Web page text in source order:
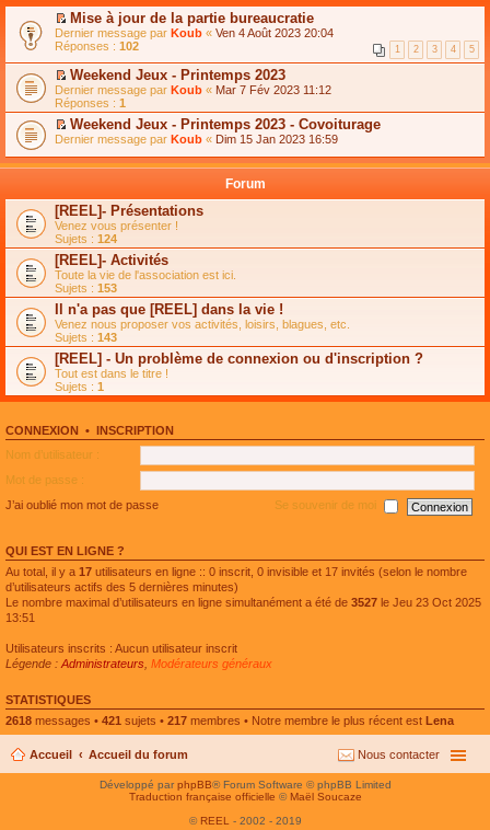
C
o
n
s
u
l
t
e
r
l
e
s
s
a
g
e
n
o
n
l
u
l
e
p
l
u
s
é
c
e
n
t
Mise à jour de la partie bureaucratie
Dernier message par Koub « Ven 4 Août 2023 20:04
Réponses : 102 1 2 3 4 5
C
o
n
s
u
t
l
e
m
e
s
s
a
g
e
n
o
n
l
u
l
e
l
u
s
é
e
Weekend Jeux - Printemps 2023
Dernier message par Koub « Mar 7 Fév 2023 11:12
Réponses : 1
C
n
l
t
e
r
l
e
m
e
s
s
a
g
e
n
o
n
u
l
e
l
s
e
n
t
Weekend Jeux - Printemps 2023 - Covoiturage
Dernier message par Koub « Dim 15 Jan 2023 16:59
Forum
[REEL]- Présentations
Venez vous présenter !
Sujets : 124
[REEL]- Activités
Toute la vie de l'association est ici.
Sujets : 153
Il n'a pas que [REEL] dans la vie !
Venez nous proposer vos activités, loisirs, blagues, etc.
Sujets : 143
[REEL] - Un problème de connexion ou d'inscription ?
Tout est dans le titre !
Sujets : 1
CONNEXION • INSCRIPTION
Nom d’utilisateur :
Mot de passe :
J’ai oublié mon mot de passe
Se souvenir de moi
QUI EST EN LIGNE ?
Au total, il y a 17 utilisateurs en ligne :: 0 inscrit, 0 invisible et 17 invités (selon le nombre
d’utilisateurs actifs des 5 dernières minutes)
Le nombre maximal d’utilisateurs en ligne simultanément a été de 3527 le Jeu 23 Oct 2025
13:51
Utilisateurs inscrits : Aucun utilisateur inscrit
Légende : Administrateurs Modérateurs généraux
STATISTIQUES
2618 messages • 421 sujets • 217 membres • Notre membre le plus récent est Lena
Accueil Accueil du forum Nous contacter
Développé parphpBB® Forum Software © phpBB Limited
Traduction française officielle © Maël Soucaze
© REEL - 2002 - 2019